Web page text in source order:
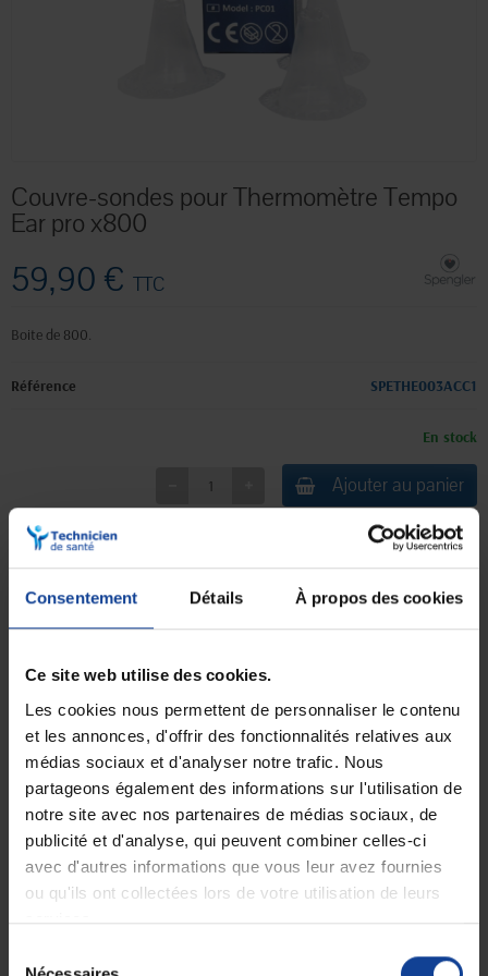
Consentement Détails À propos des cookies
Ce site web utilise des cookies.
Les cookies nous permettent de personnaliser le contenu
et les annonces, d'offrir des fonctionnalités relatives aux
médias sociaux et d'analyser notre trafic. Nous
partageons également des informations sur l'utilisation de
notre site avec nos partenaires de médias sociaux, de
publicité et d'analyse, qui peuvent combiner celles-ci
avec d'autres informations que vous leur avez fournies
ou qu'ils ont collectées lors de votre utilisation de leurs
services.
Couvre-sondes pour Thermomètre Tempo
Ear pro x800
59,90 € TTC
Boite de 800.
Référence SPETHE003ACC1
En stock
Ajouter au panier
Livraison gratuite
En France à domicile à partir de 99€
Paiement sécurisé
Paiement en ligne 100% sécurisé par
carte bancaire ou Paypal
Expédition
soignée et discrète
Service client
Lundi au jeudi : 9h à 12h30 - 13h30 à
18h
Le vendredi jusqu'à 17h
Description
Boîte de 800 couvre-sondes pour thermomètre Tempo EAR PRO et
technique